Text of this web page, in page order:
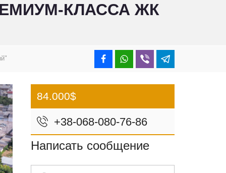
КЛАССА ЖК
84.000$
+38-068-080-76-86
Написать сообщение